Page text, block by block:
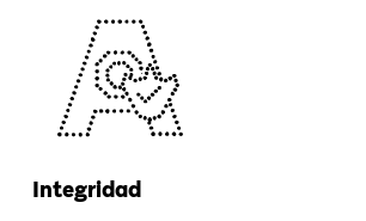
Integridad